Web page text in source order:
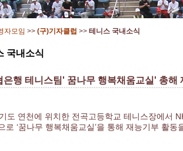
자모임 >> (구)기자클럽 >> 테니스 국내소식
국내소식
은행 테니스팀' 꿈나무 행복채움교실' 총해
도 연천에 위치한 전곡고등학교 테니스장에서
로 ‘꿈나무 행복채움교실’을 통해 재능기부 활동